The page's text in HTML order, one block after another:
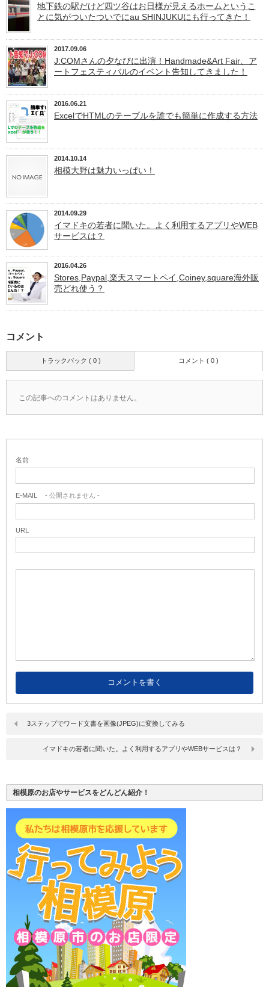
地下鉄の駅だけど四ツ谷はお日様が見えるホームというこ
とに気がついたついでにau SHINJUKUにも行ってきた！
2017.09.06
J:COMさんの夕なびに出演！Handmade&Art Fair、ア
ートフェスティバルのイベント告知してきました！
2016.06.21
ExcelでHTMLのテーブルを誰でも簡単に作成する方法
2014.10.14
相模大野は魅力いっぱい！
2014.09.29
イマドキの若者に聞いた。よく利用するアプリやWEB
サービスは？
2016.04.26
Stores,Paypal,楽天スマートペイ,Coiney,square海外販
売どれ使う？
コメント
トラックバック ( 0 ) コメント ( 0 )
この記事へのコメントはありません。
名前
E-MAIL - 公開されません -
URL
3ステップでワード文書を画像(JPEG)に変換してみる
イマドキの若者に聞いた。よく利用するアプリやWEBサービスは？
相模原のお店やサービスをどんどん紹介！